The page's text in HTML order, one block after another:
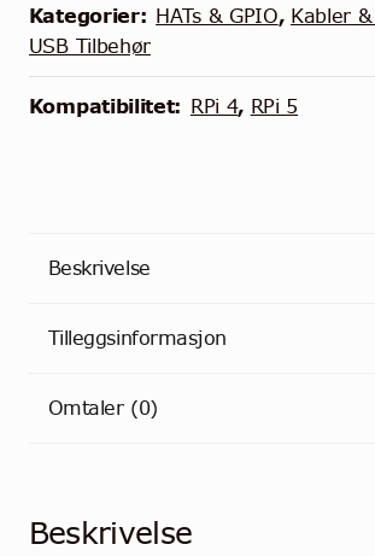
Kategorier: HATs & GPIO, Kabler
USB Tilbehør
Kompatibilitet: RPi 4, RPi 5
Beskrivelse
Tilleggsinformasjon
Omtaler (0)
Beskrivelse